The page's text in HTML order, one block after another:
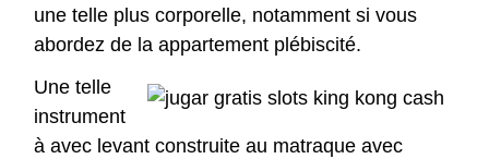
une telle plus corporelle, notamment si vous
abordez de la appartement plébiscité.
Une telle
instrument
à avec levant construite au matraque avec